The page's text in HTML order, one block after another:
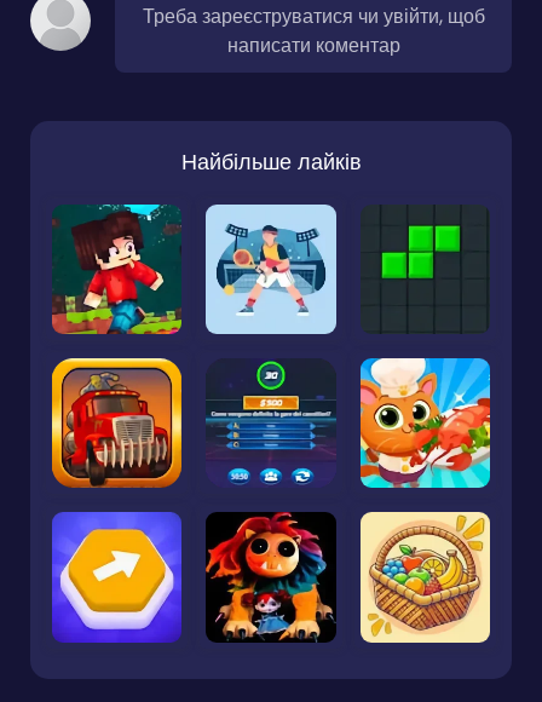
Треба зареєструватися чи увійти, щоб
написати коментар
Найбільше лайків